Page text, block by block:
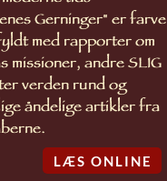
Gerninger" er farve
med rapporter om
missioner, andre SLIG
verden rund og
åndelige artikler fra
LÆS ONLINE